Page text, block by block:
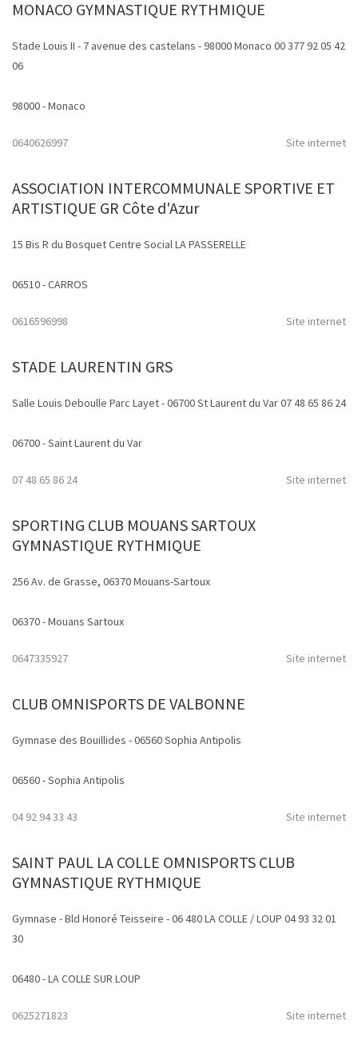
MONACO GYMNASTIQUE RYTHMIQUE
Stade Louis II - 7 avenue des castelans - 98000 Monaco 00 377 92 05 42
06
98000 - Monaco
Site internet
0640626997
ASSOCIATION INTERCOMMUNALE SPORTIVE ET
ARTISTIQUE GR Côte d'Azur
15 Bis R du Bosquet Centre Social LA PASSERELLE
06510 - CARROS
Site internet
0616596998
STADE LAURENTIN GRS
Salle Louis Deboulle Parc Layet - 06700 St Laurent du Var 07 48 65 86 24
06700 - Saint Laurent du Var
Site internet
07 48 65 86 24
SPORTING CLUB MOUANS SARTOUX
GYMNASTIQUE RYTHMIQUE
256 Av. de Grasse, 06370 Mouans-Sartoux
06370 - Mouans Sartoux
Site internet
0647335927
CLUB OMNISPORTS DE VALBONNE
Gymnase des Bouillides - 06560 Sophia Antipolis
06560 - Sophia Antipolis
Site internet
04 92 94 33 43
SAINT PAUL LA COLLE OMNISPORTS CLUB
GYMNASTIQUE RYTHMIQUE
Gymnase - Bld Honoré Teisseire - 06 480 LA COLLE / LOUP 04 93 32 01
30
06480 - LA COLLE SUR LOUP
Site internet
0625271823